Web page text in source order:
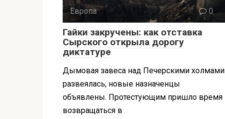
Европа 0
Гайки закручены: как отставка
Сырского открыла дорогу
диктатуре
Дымовая завеса над Печерскими холмами
развеялась, новые назначенцы
объявлены. Протестующим пришло время
возвращаться в